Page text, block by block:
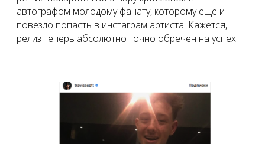
автографом молодому фанату, которому еще и
повезло попасть в инстаграм артиста. Кажется,
релиз теперь абсолютно точно обречен на успех.